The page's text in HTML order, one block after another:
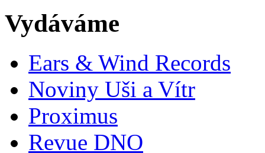
Vydáváme
Ears & Wind Records
Noviny Uši a Vítr
Proximus
Revue DNO